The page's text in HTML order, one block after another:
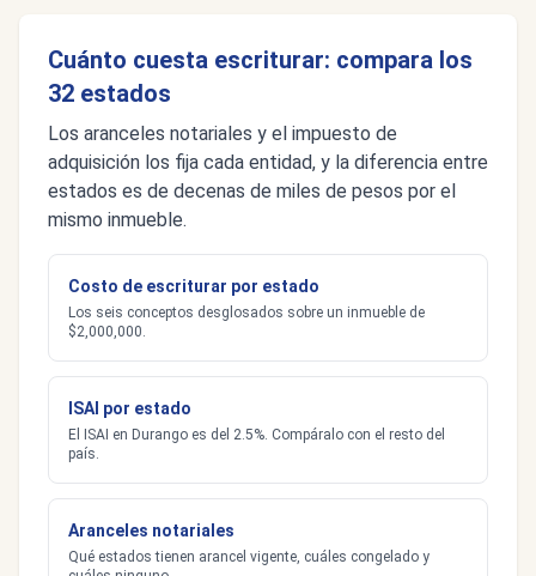
Cuánto cuesta escriturar: compara los
32 estados
Los aranceles notariales y el impuesto de
adquisición los fija cada entidad, y la diferencia entre
estados es de decenas de miles de pesos por el
mismo inmueble.
Costo de escriturar por estado
Los seis conceptos desglosados sobre un inmueble de
$2,000,000.
ISAI por estado
El ISAI en Durango es del 2.5%. Compáralo con el resto del
país.
Aranceles notariales
Qué estados tienen arancel vigente, cuáles congelado y